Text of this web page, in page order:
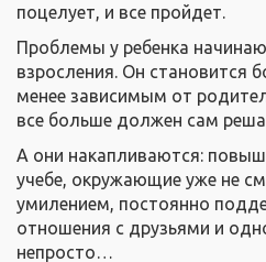
поцелует, и все пройдет.
Проблемы у ребенка
взросления. Он становится
менее зависимым от
все больше должен сам
А они накапливаются:
учебе, окружающие уже не
умилением, постоянно
отношения с друзьями и
непросто…